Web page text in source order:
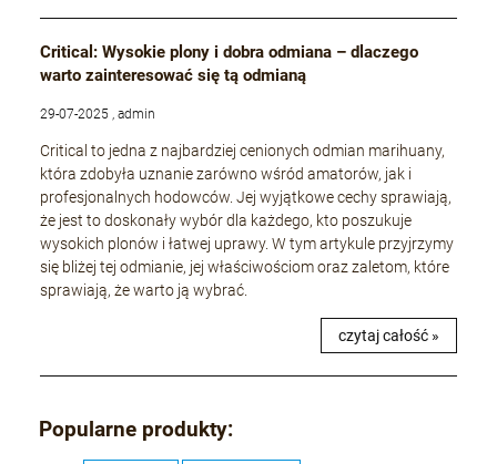
Critical: Wysokie plony i dobra odmiana – dlaczego
warto zainteresować się tą odmianą
29-07-2025 , admin
Critical to jedna z najbardziej cenionych odmian marihuany,
która zdobyła uznanie zarówno wśród amatorów, jak i
profesjonalnych hodowców. Jej wyjątkowe cechy sprawiają,
że jest to doskonały wybór dla każdego, kto poszukuje
wysokich plonów i łatwej uprawy. W tym artykule przyjrzymy
się bliżej tej odmianie, jej właściwościom oraz zaletom, które
sprawiają, że warto ją wybrać.
czytaj całość »
Popularne produkty: